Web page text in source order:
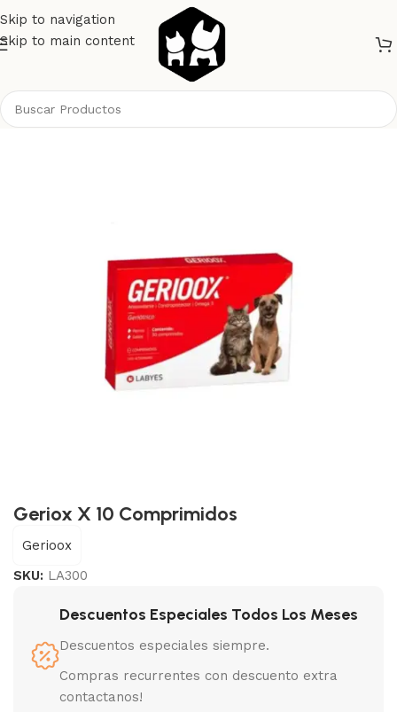
Skip to navigation
Skip to main content
Geriox X 10 Comprimidos
Gerioox
SKU: LA300
Descuentos Especiales Todos Los Meses
Descuentos especiales siempre.
Compras recurrentes con descuento extra
contactanos!